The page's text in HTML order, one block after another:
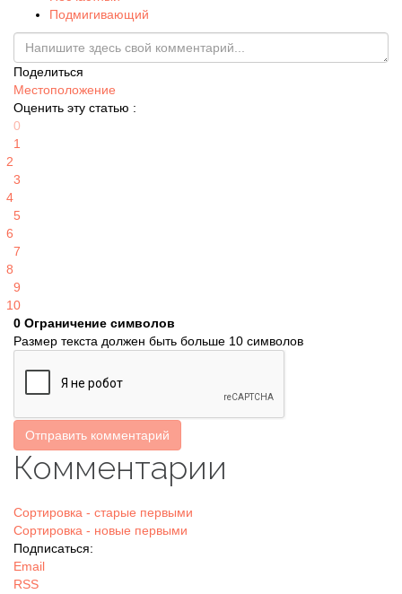
Подмигивающий
Поделиться
Местоположение
Оценить эту статью :
0
1
2
3
4
5
6
7
8
9
10
0 Ограничение символов
Размер текста должен быть больше 10 символов
Отправить комментарий
Комментарии
Сортировка - старые первыми
Сортировка - новые первыми
Подписаться:
Email
RSS